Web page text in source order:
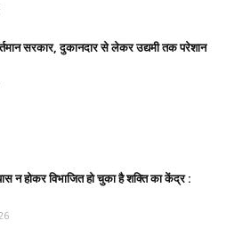
वर्तमान सरकार, दुकानदार से लेकर उद्यमी तक परेशान
न होकर विभाजित हो चुका है शक्ति का केंद्र :